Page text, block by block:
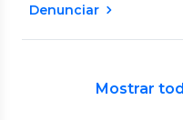
Denunciar
Mostrar